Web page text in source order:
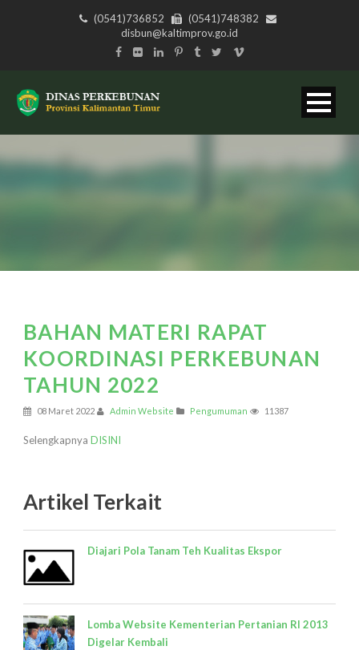
(0541)736852
(0541)748382
disbun@kaltimprov.go.id
BAHAN MATERI RAPAT
KOORDINASI PERKEBUNAN
TAHUN 2022
08 Maret 2022 Admin Website Pengumuman 11387
Selengkapnya DISINI
Artikel Terkait
Diajari Pola Tanam Teh Kualitas Ekspor
Lomba Website Kementerian Pertanian RI 2013
Digelar Kembali